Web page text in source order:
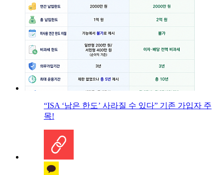
“ISA ‘남은 한도’ 사라질 수 있다” 기존 가입자 주
목!